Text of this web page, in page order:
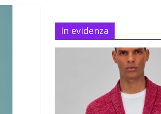
In evidenza